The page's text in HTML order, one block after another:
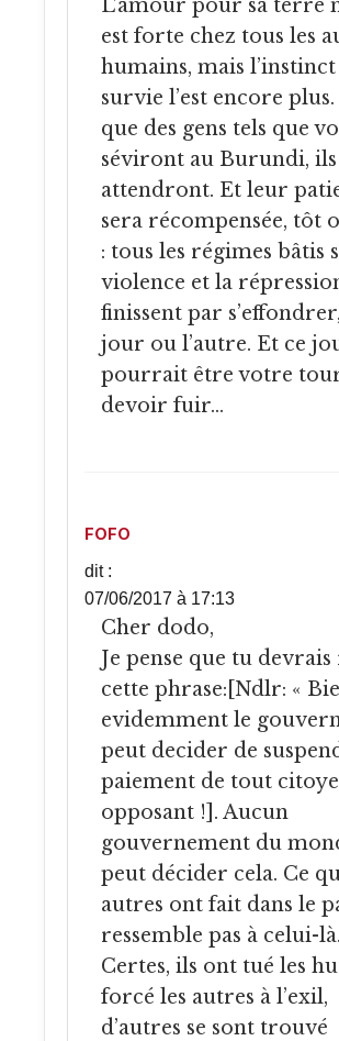
L’amour pour sa terre
est forte chez tous les
humains, mais l’instinct
survie l’est encore
que des gens tels que
séviront au Burundi, ils
attendront. Et leur
sera récompensée, tôt
: tous les régimes bâtis
violence et la
finissent par
jour ou l’autre. Et ce
pourrait être votre
devoir fuir…
FOFO
dit :
07/06/2017 à 17:13
Cher dodo,
Je pense que tu
cette phrase:[Ndlr: «
evidemment le
peut decider de
paiement de tout
opposant !]. Aucun
gouvernement du
peut décider cela. Ce
autres ont fait dans le
ressemble pas à celui-là.
Certes, ils ont tué les
forcé les autres à l’exil,
d’autres se sont trouvé